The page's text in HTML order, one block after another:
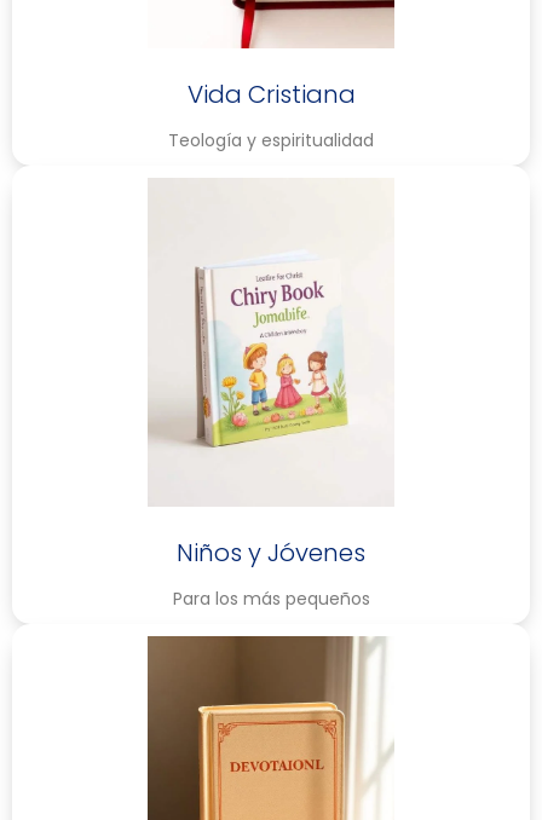
Vida Cristiana
Teología y espiritualidad
Niños y Jóvenes
Para los más pequeños